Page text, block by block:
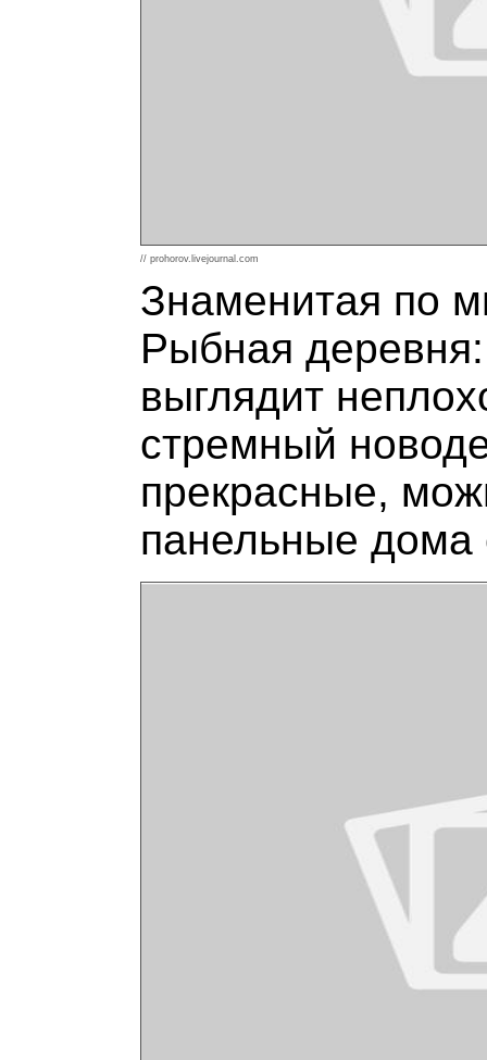
// prohorov.livejournal.com
Знаменитая по
Рыбная
выглядит
стремный
прекрасные,
панельные дома